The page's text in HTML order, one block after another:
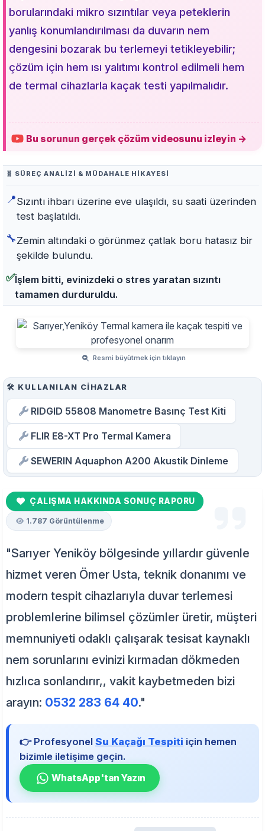
borularındaki mikro sızıntılar veya peteklerin
yanlış konumlandırılması da duvarın nem
dengesini bozarak bu terlemeyi tetikleyebilir;
çözüm için hem ısı yalıtımı kontrol edilmeli hem
de termal cihazlarla kaçak testi yapılmalıdır.
Bu sorunun gerçek çözüm videosunu izleyin →
🧬 SÜREÇ ANALIZI & MÜDAHALE HIKAYESI
📍Sızıntı ihbarı üzerine eve ulaşıldı, su saati üzerinden
test başlatıldı.
🔧Zemin altındaki o görünmez çatlak boru hatasız bir
şekilde bulundu.
✅İşlem bitti, evinizdeki o stres yaratan sızıntı
tamamen durduruldu.
Resmi büyütmek için tıklayın
🛠️ KULLANILAN CIHAZLAR
RIDGID 55808 Manometre Basınç Test Kiti
FLIR E8-XT Pro Termal Kamera
SEWERIN Aquaphon A200 Akustik Dinleme
ÇALIŞMA HAKKINDA SONUÇ RAPORU
1.787 Görüntülenme
"Sarıyer Yeniköy bölgesinde yıllardır güvenle
hizmet veren Ömer Usta, teknik donanımı ve
modern tespit cihazlarıyla duvar terlemesi
problemlerine bilimsel çözümler üretir, müşteri
memnuniyeti odaklı çalışarak tesisat kaynaklı
nem sorunlarını evinizi kırmadan dökmeden
hızlıca sonlandırır,, vakit kaybetmeden bizi
arayın: 0532 283 64 40."
👉 Profesyonel Su Kaçağı Tespiti için hemen
bizimle iletişime geçin.
WhatsApp'tan Yazın